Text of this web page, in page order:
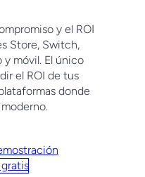
y el ROI
Store, Switch,
y móvil. El único
el ROI de tus
donde